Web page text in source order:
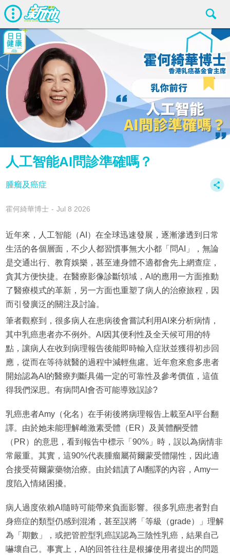
人工智能AI問診準確嗎？
腫瘤及癌症
霍何綺華博士 Jul 8 2026
近年來，人工智能（AI）在全球迅速發展，逐漸滲透到日常
生活的各個層面，不少人都習慣事無大小都「問AI」，無論
是交通出行、教育娛樂，甚至連身體不適都會先上網查症，
貪其方便快捷。在醫療影像診斷領域，AI的應用一方面推動
了醫療模式的革新，另一方面也重塑了病人的治療旅程，因
而引發廣泛的關注及討論。
筆者觀察到，很多病人在患病後會嘗試利用AI來分析病情，
其中乳癌患者亦不例外。AI因其便利性及全天候可用的特
點，讓病人在收到病理報告後能即時輸入症狀並獲得初步回
應，從而在等待就醫的過程中減輕焦慮。近年愈來愈多患者
開始認為AI的醫療判斷具備一定的可靠性及參考價值，這值
得我們深思。有病問AI會否可能導致誤診?
乳癌患者Amy（化名）在手術後將病理報告上載至AI平台翻
譯。由於她未能理解雌激素受體（ER）及黃體酮受體
（PR）的意思，看到報告中標示「90%」時，誤以為病情非
常嚴重。其實，這90%代表腫瘤屬荷爾蒙受體陽性，因此適
合接受荷爾蒙藥物治療。由於錯讀了AI翻譯的內容，Amy一
度陷入情緒困擾。
病人過度依賴AI隨時可能帶來負面影響。很多乳癌患者對自
身癌症的類型仍感到混淆，甚至誤將「等級（grade）」理解
為「期數」，或把管腔型乳癌誤認為三陰性乳癌，結果自己
嚇壞自己。事實上，AI的回答往往是根據使用者提出的問題